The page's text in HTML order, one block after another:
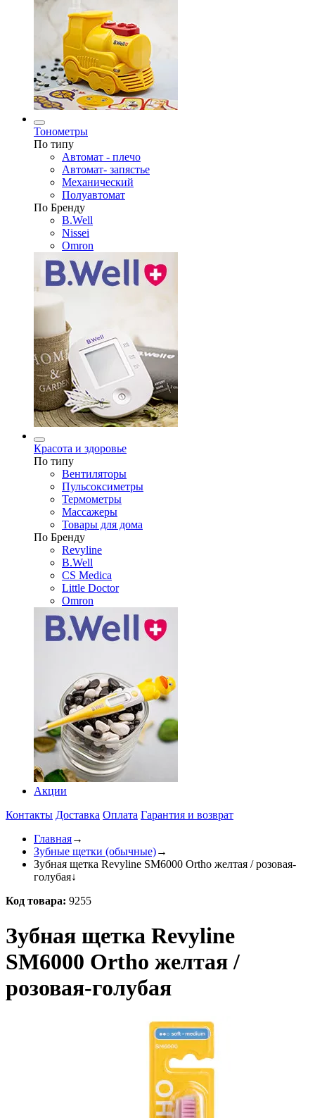
Тонометры
По типу
Автомат - плечо
Автомат- запястье
Механический
Полуавтомат
По Бренду
B.Well
Nissei
Omron
Красота и здоровье
По типу
Вентиляторы
Пульсоксиметры
Термометры
Массажеры
Товары для дома
По Бренду
Revyline
B.Well
CS Medica
Little Doctor
Omron
Акции
Контакты Доставка Оплата Гарантия и возврат
Главная→
Зубные щетки (обычные)→
Зубная щетка Revyline SM6000 Ortho желтая / розовая-
голубая↓
Код товара: 9255
Зубная щетка Revyline
SM6000 Ortho желтая /
розовая-голубая